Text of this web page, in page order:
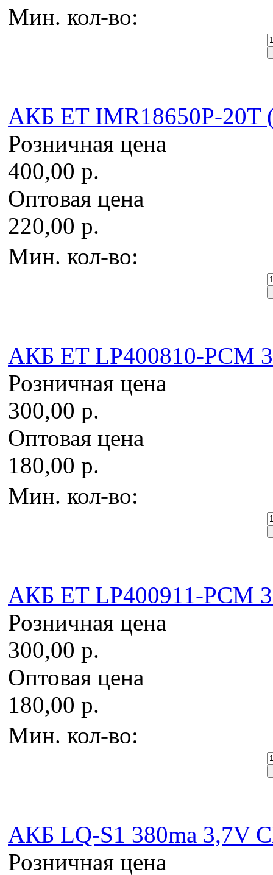
Мин. кол-во:
AКБ ET IMR18650P-20T
Розничная цена
400,00 р.
Оптовая цена
220,00 р.
Мин. кол-во:
AКБ ET LP400810-PCM
Розничная цена
300,00 р.
Оптовая цена
180,00 р.
Мин. кол-во:
AКБ ET LP400911-PCM
Розничная цена
300,00 р.
Оптовая цена
180,00 р.
Мин. кол-во:
AКБ LQ-S1 380ma 3,7V
Розничная цена